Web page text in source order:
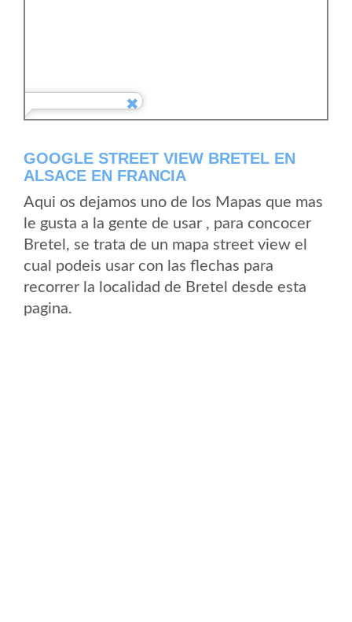
GOOGLE STREET VIEW BRETEL EN
ALSACE EN FRANCIA
Aqui os dejamos uno de los Mapas que mas
le gusta a la gente de usar , para concocer
Bretel, se trata de un mapa street view el
cual podeis usar con las flechas para
recorrer la localidad de Bretel desde esta
pagina.